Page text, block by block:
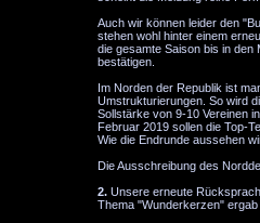
Auch wir können leider den
stehen wohl hinter einem
die gesamte Saison bis in den
bestätigen.
Im Norden der Republik ist
Umstrukturierungen. So wird
Sollstärke von 9-10 Vereinen
Februar 2019 sollen die Top-
Wie die Endrunde aussehen
Die Ausschreibung des
2. Unsere erneute
Thema "Wunderkerzen" ergab